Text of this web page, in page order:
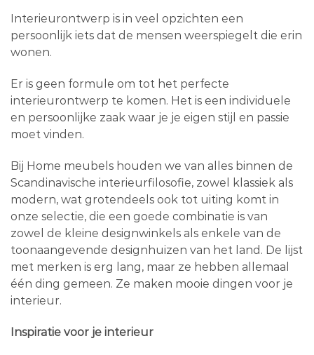
Interieurontwerp is in veel opzichten een
persoonlijk iets dat de mensen weerspiegelt die erin
wonen.
Er is geen formule om tot het perfecte
interieurontwerp te komen. Het is een individuele
en persoonlijke zaak waar je je eigen stijl en passie
moet vinden.
Bij Home meubels houden we van alles binnen de
Scandinavische interieurfilosofie, zowel klassiek als
modern, wat grotendeels ook tot uiting komt in
onze selectie, die een goede combinatie is van
zowel de kleine designwinkels als enkele van de
toonaangevende designhuizen van het land. De lijst
met merken is erg lang, maar ze hebben allemaal
één ding gemeen. Ze maken mooie dingen voor je
interieur.
Inspiratie voor je interieur